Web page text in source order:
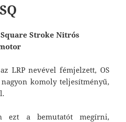
Square Stroke Nitrós
LRP nevével fémjelzett, OS
komoly teljesítményű,
ezt a bemutatót megírni,